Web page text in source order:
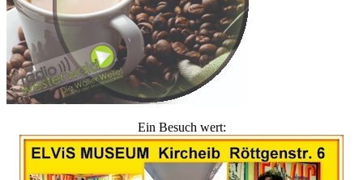
Ein Besuch wert: